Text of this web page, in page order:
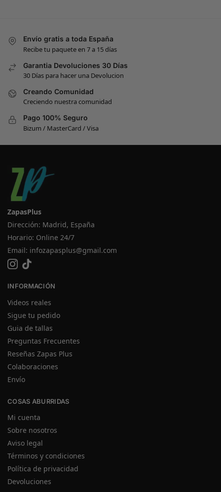
Envío gratis a toda España
Recibe tu paquete en 7 a 15 días
Garantia Devoluciones 30 Días
30 Días para hacer una Devolucion
Creando Comunidad
Creciendo nuestra comunidad
Pago 100% Seguro
Bizum / MasterCard / Visa
ZapasPlus
Dirección: Madrid, España
Horario: Online 24/7
Email: infozapasplus@gmail.com
INFORMACIÓN
Videos reales
Sigue tu pedido
Guia de tallas
Preguntas Frecuentes
Reseñas Zapas Plus
Colaboraciones
Envío
COSAS ABURRIDAS
Mi cuenta
Sobre nosotros
Aviso legal
Términos y condiciones
Política de privacidad
Devoluciones